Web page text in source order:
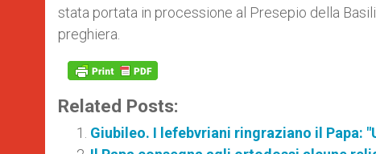
stata portata in processione al Presepio della
preghiera.
Related Posts:
Giubileo. I lefebvriani ringraziano il Papa: